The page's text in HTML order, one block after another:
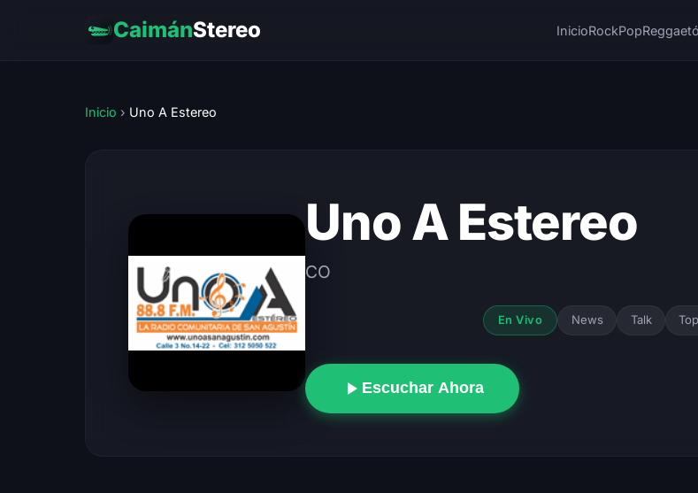
CaimánStereo InicioRockPop
Inicio › Uno A Estereo
Uno A Estereo
CO
En Vivo News Talk
Escuchar Ahora